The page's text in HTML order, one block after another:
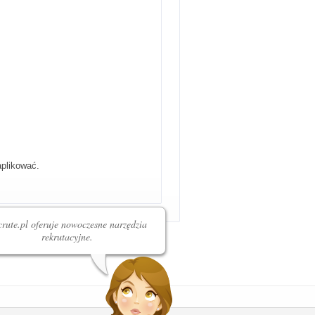
oferuje nowoczesne narzędzia
rekrutacyjne.